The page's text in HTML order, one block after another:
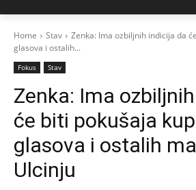
Home Stav
Zenka: Ima ozbiljnih indicija da
glasova i ostalih...
Fokus Stav
Zenka: Ima
će biti pokušaja
glasova i ostalih
Ulcinju